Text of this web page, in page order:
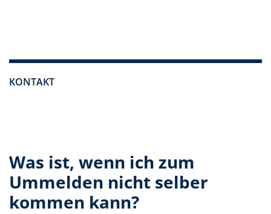
KONTAKT
Was ist, wenn ich zum
Ummelden nicht selber
kommen kann?